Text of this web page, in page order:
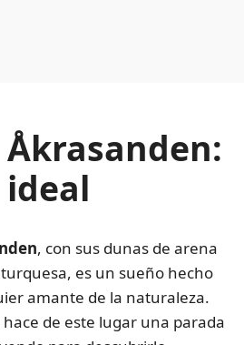
Åkrasanden:
, con sus dunas de arena
es un sueño hecho
amante de la naturaleza.
hace de este lugar una parada